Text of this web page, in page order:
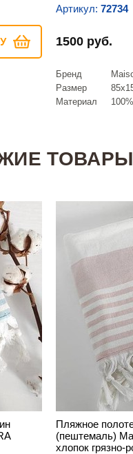
Артикул: 72734
1500 руб.
Бренд
Размер
Материал
ТОВАРЫ
Пляжное
(пештемаль)
хлопок грязно-